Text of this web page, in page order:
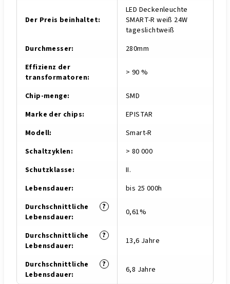
Der Preis beinhaltet:
LED Deckenleuchte
SMART-R weiß 24W
tageslichtweiß
Durchmesser:
280mm
Effizienz der
transformatoren: > 90 %
Chip-menge:
SMD
Marke der chips:
EPISTAR
Modell:
Smart-R
Schaltzyklen:
> 80 000
Schutzklasse:
II.
Lebensdauer:
bis 25 000h
?
Durchschnittliche
Lebensdauer: 0,61%
?
Durchschnittliche
Lebensdauer: 13,6 Jahre
?
Durchschnittliche
Lebensdauer: 6,8 Jahre